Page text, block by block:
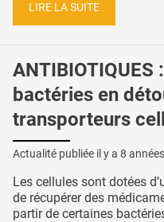
LIRE LA SUITE
ANTIBIOTIQUES
bactéries en
transporteurs
Actualité publiée il y a 8
Les cellules sont dotées
de récupérer des
partir de certaines